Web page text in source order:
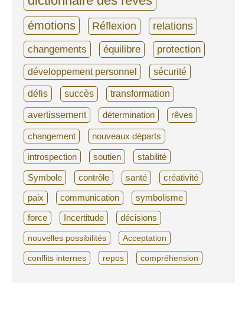
émotions Réflexion
relations
changements
équilibre protection
développement personnel sécurité
défis succès transformation
avertissement détermination rêves
changement nouveaux départs
introspection soutien stabilité
Symbole contrôle santé créativité
paix communication symbolisme
force Incertitude décisions
nouvelles possibilités Acceptation
conflits internes repos compréhension